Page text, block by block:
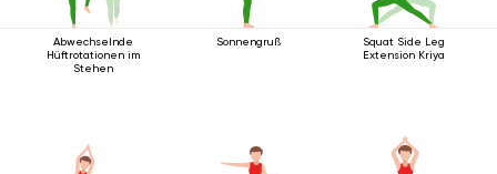
Abwechselnde
Hüftrotationen im
Stehen
Sonnengruß
Squat Side Leg
Extension Kriya